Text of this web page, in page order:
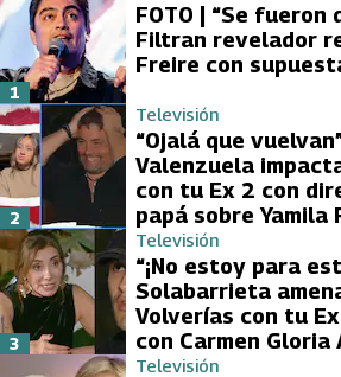
FOTO | “Se fueron
Filtran revelador
Freire con
1
Televisión
“Ojalá que
Valenzuela
con tu Ex 2 con
papá sobre Yamila
2
Televisión
“¡No estoy para
Solabarrieta
Volverías con tu
con Carmen Gloria
3
Televisión